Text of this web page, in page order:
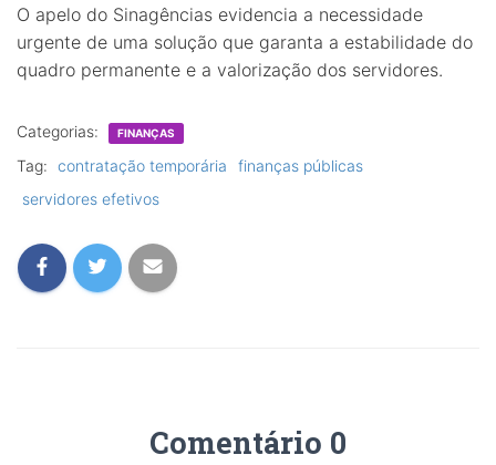
O apelo do Sinagências evidencia a necessidade
urgente de uma solução que garanta a estabilidade do
quadro permanente e a valorização dos servidores.
Categorias: FINANÇAS
Tag: contratação temporária
finanças públicas
servidores efetivos
Comentário 0